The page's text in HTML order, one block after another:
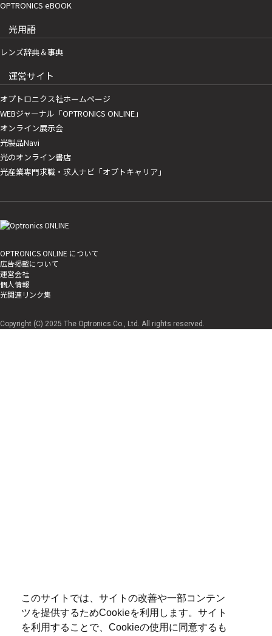
このサイトでは、サイトの改善や一部コンテン
ツを提供するためCookieを利用します。サイト
を利用することで、Cookieの使用に同意するも
OPTRONICS eBOOK
光用語
レンズ辞典＆事典
運営サイト
オプトロニクス社ホームページ
WEBジャーナル「OPTRONICS ONLINE」
オンライン展示会
光製品Navi
光のオンライン書店
光産業専門求職・求人ナビ「オプトキャリア」
OPTRONICS ONLINE について
広告掲載について
運営会社
個人情報
光関連リンク集
Copyright (C) 2025 The Optronics Co., Ltd. All rights reserved.